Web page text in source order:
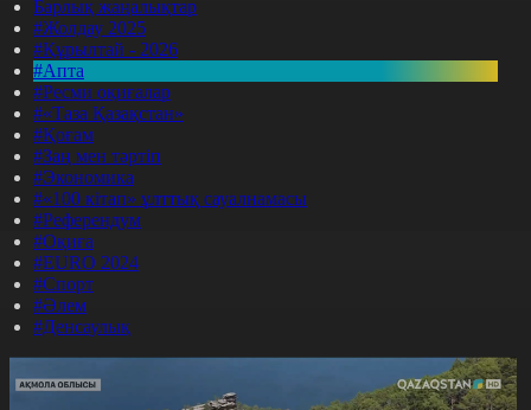
Барлық жаңалықтар
#Жолдау 2025
#Құрылтай - 2026
#Апта
#Ресми оқиғалар
#«Таза Қазақстан»
#Қоғам
#Заң мен тәртіп
#Экономика
#«100 кітап» ұлттық сауалнамасы
#Референдум
#Оқиға
#EURO 2024
#Спорт
#Әлем
#Денсаулық